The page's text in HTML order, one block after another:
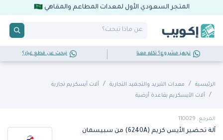
المتجر السعودي الأول لمعدات المطاعم والمقاهي
تجهز مشروع؟ تكلم معنا تبحث عن قطع غيار؟
الرئيسية معدات التبريد والتجميد التجارية
آلات آيسكريم تجارية
آلات الآيسكريم بقاعدة أرضية
المرجع: 110029
آلة تحضير الأيس كريم (6240A) من سبيسمان